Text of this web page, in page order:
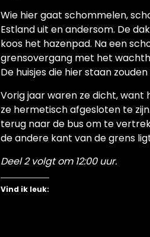
Wie hier gaat schommelen,
Estland uit en andersom. De
koos het hazenpad. Na een
grensovergang met het
De huisjes die hier staan
Vorig jaar waren ze dicht,
ze hermetisch afgesloten te
terug naar de bus om te
de andere kant van de grens
Deel 2 volgt om 12:00 uur.
Vind ik leuk: